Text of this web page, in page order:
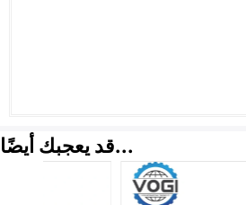
قد يعجبك أيضًا...